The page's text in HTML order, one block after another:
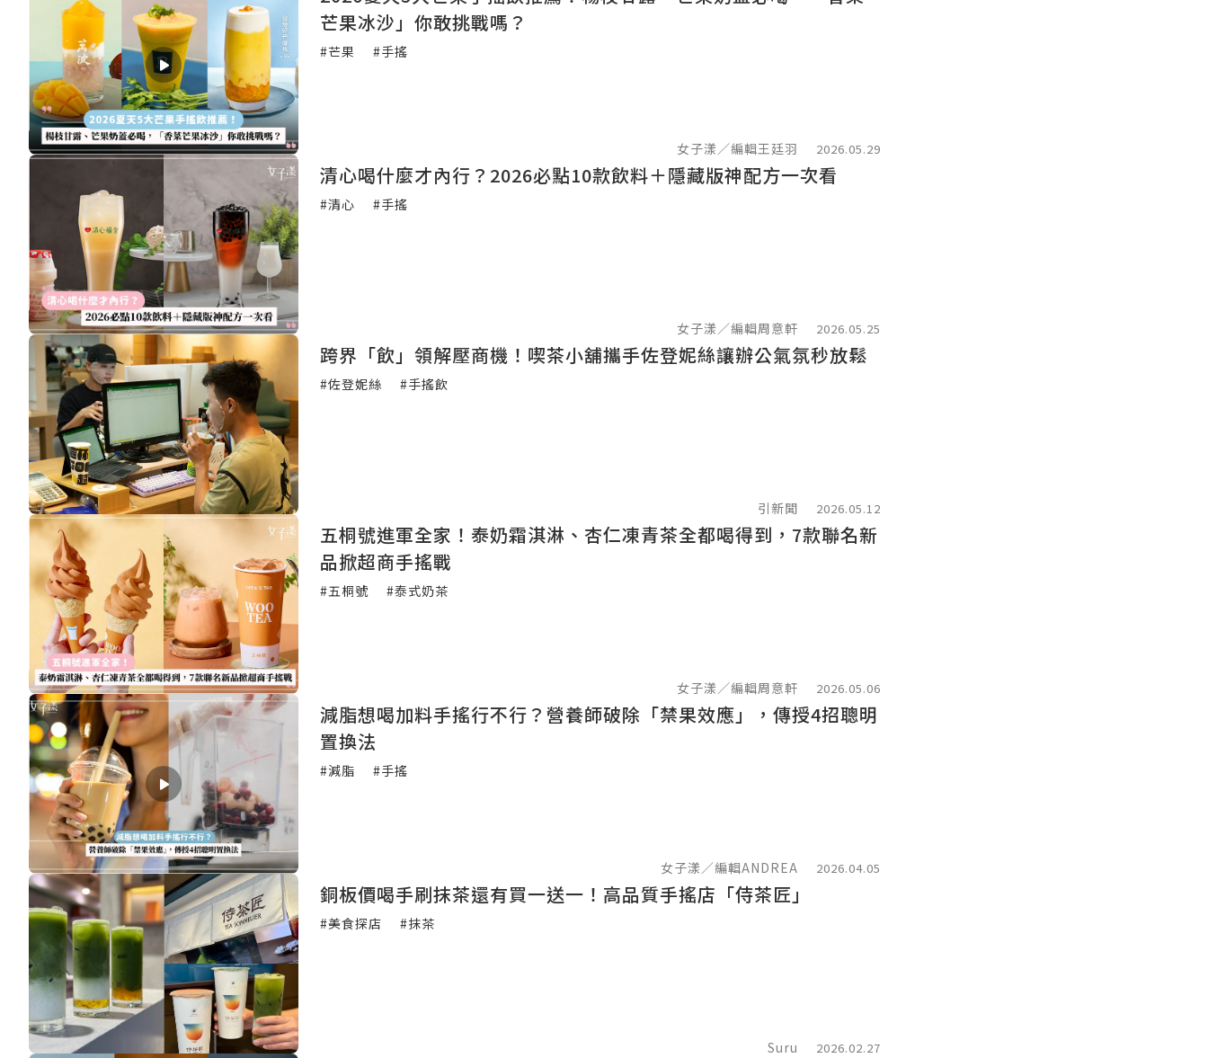
芒果冰沙」你敢挑戰嗎？
#芒果 #手搖
女子漾／編輯王廷羽 2026.05.29
清心喝什麼才內行？2026必點10款飲料＋隱藏版神配方一次看
#清心 #手搖
女子漾／編輯周意軒 2026.05.25
跨界「飲」領解壓商機！喫茶小舖攜手佐登妮絲讓辦公氣氛秒放鬆
#佐登妮絲 #手搖飲
引新聞 2026.05.12
五桐號進軍全家！泰奶霜淇淋、杏仁凍青茶全都喝得到，7款聯名新
品掀超商手搖戰
#五桐號 #泰式奶茶
女子漾／編輯周意軒 2026.05.06
減脂想喝加料手搖行不行？營養師破除「禁果效應」，傳授4招聰明
置換法
#減脂 #手搖
女子漾／編輯ANDREA 2026.04.05
銅板價喝手刷抹茶還有買一送一！高品質手搖店「侍茶匠」
#美食探店 #抹茶
Suru 2026.02.27